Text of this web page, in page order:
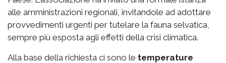
alle amministrazioni regionali, invitandole ad adottare
provvedimenti urgenti per tutelare la fauna selvatica,
sempre più esposta agli effetti della crisi climatica.
Alla base della richiesta ci sono le temperature